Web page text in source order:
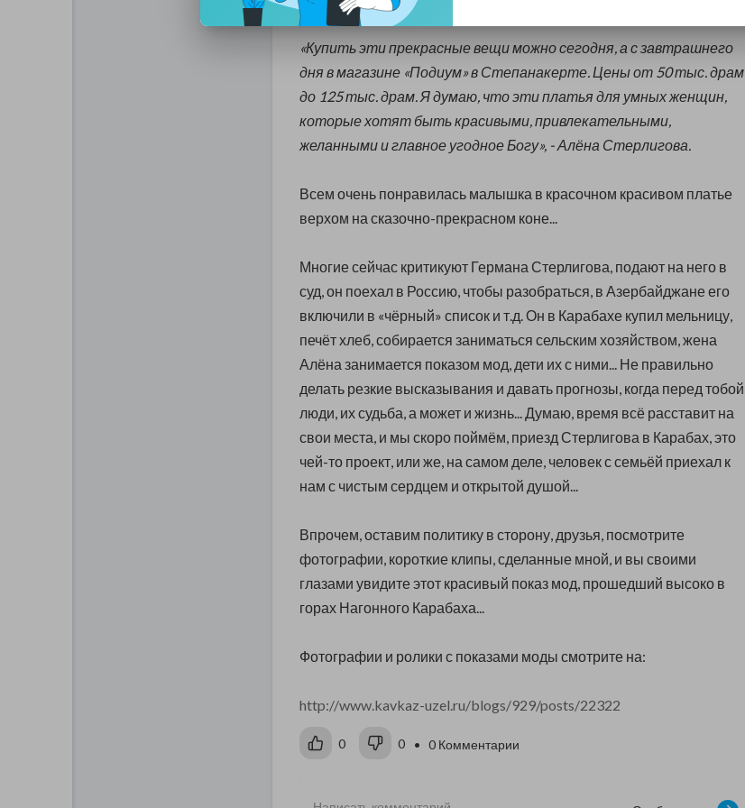
«Купить эти прекрасные вещи можно сегодня, а с завтрашнего
дня в магазине «Подиум» в Степанакерте. Цены от 50 тыс. драм
до 125 тыс. драм. Я думаю, что эти платья для умных женщин,
которые хотят быть красивыми, привлекательными,
желанными и главное угодное Богу», - Алёна Стерлигова.
Всем очень понравилась малышка в красочном красивом платье
верхом на сказочно-прекрасном коне...
Многие сейчас критикуют Германа Стерлигова, подают на него в
суд, он поехал в Россию, чтобы разобраться, в Азербайджане его
включили в «чёрный» список и т.д. Он в Карабахе купил мельницу,
печёт хлеб, собирается заниматься сельским хозяйством, жена
Алёна занимается показом мод, дети их с ними... Не правильно
делать резкие высказывания и давать прогнозы, когда перед тобой
люди, их судьба, а может и жизнь... Думаю, время всё расставит на
свои места, и мы скоро поймём, приезд Стерлигова в Карабах, это
чей-то проект, или же, на самом деле, человек с семьёй приехал к
нам с чистым сердцем и открытой душой...
Впрочем, оставим политику в сторону, друзья, посмотрите
фотографии, короткие клипы, сделанные мной, и вы своими
глазами увидите этот красивый показ мод, прошедший высоко в
горах Нагонного Карабаха...
Фотографии и ролики с показами моды смотрите на:
http://www.kavkaz-uzel.ru/blogs/929/posts/22322
0 0 • 0 Комментарии